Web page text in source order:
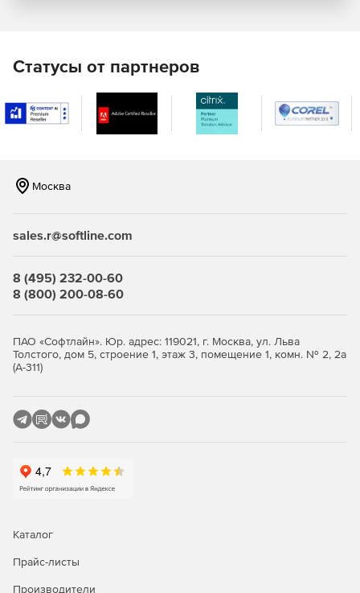
Совместное использование CLON с системами Avaya,
Cisco, Nortel, Alcatel, Siemens, Ericsson, Panasonic, NEC,
Telrad, Samsung, LG, Coral.
Версии CLON:
CLON xA– регистрация аналогового сигнала
линии связи, радиостанции, микрофоны, диктофоны,
линии громкоговорящей связи, выводы
диспетчерских пультов).
CLON xD– регистрация цифровых каналов.
Поддерживаются такие источники сигналов, как
CLON Dx/E1
Статусы от партнеров
Москва
sales.r@softline.com
8 (495) 232-00-60
8 (800) 200-08-60
ПАО «Софтлайн». Юр. адрес: 119021, г. Москва, ул. Льва
Толстого, дом 5, строение 1, этаж 3, помещение 1, комн. № 2, 2а
(А-311)
Каталог
Прайс-листы
Производители